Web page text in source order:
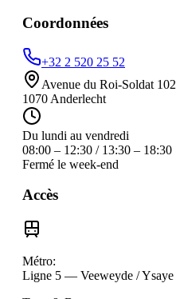
Coordonnées
+32 2 520 25 52
Avenue du Roi-Soldat 102
1070 Anderlecht
Du lundi au vendredi
08:00 – 12:30 / 13:30 – 18:30
Fermé le week-end
Accès
Métro:
Ligne 5 — Veeweyde / Ysaye